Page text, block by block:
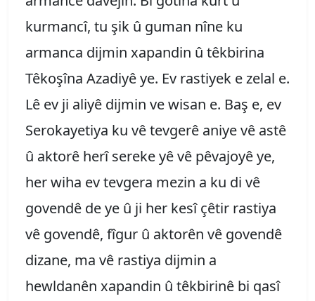
kurmancî, tu şik û guman nîne ku
armanca dijmin xapandin û têkbirina
Têkoşîna Azadiyê ye. Ev rastiyek e zelal e.
Lê ev ji aliyê dijmin ve wisan e. Baş e, ev
Serokayetiya ku vê tevgerê aniye vê astê
û aktorê herî sereke yê vê pêvajoyê ye,
her wiha ev tevgera mezin a ku di vê
govendê de ye û ji her kesî çêtir rastiya
vê govendê, fîgur û aktorên vê govendê
dizane, ma vê rastiya dijmin a
hewldanên xapandin û têkbirinê bi qasî